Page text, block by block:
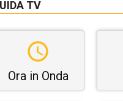
TV
Ora in Onda